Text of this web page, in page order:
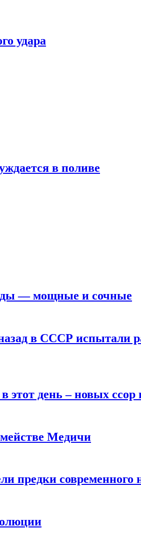
удара
в поливе
— мощные и сочные
в СССР испытали
день – новых ссор
Медичи
предки современного